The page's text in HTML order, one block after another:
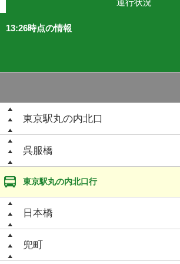
運行状況
13:26時点の情報
東京駅丸の内北口
呉服橋
東京駅丸の内北口行
日本橋
兜町